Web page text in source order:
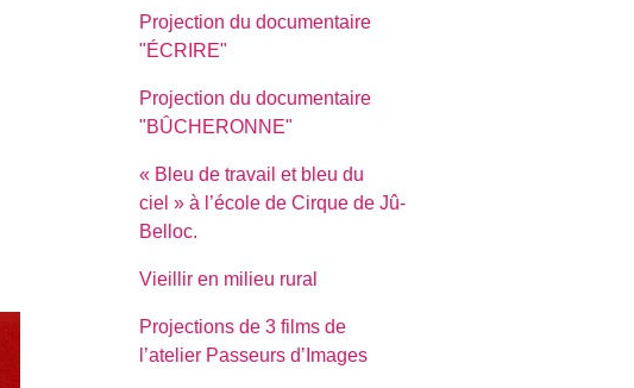
Projection du documentaire
"ÉCRIRE"
Projection du documentaire
"BÛCHERONNE"
« Bleu de travail et bleu du
ciel » à l’école de Cirque de Jû-
Belloc.
Vieillir en milieu rural
Projections de 3 films de
l’atelier Passeurs d’Images